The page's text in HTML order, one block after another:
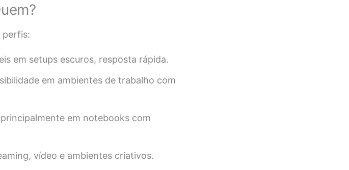
perfis:
em setups escuros, resposta rápida.
em ambientes de trabalho com
em notebooks com
vídeo e ambientes criativos.